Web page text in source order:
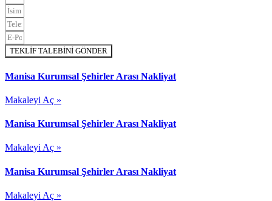
TEKLİF TALEBİNİ GÖNDER
Manisa Kurumsal Şehirler Arası Nakliyat
Makaleyi Aç »
Manisa Kurumsal Şehirler Arası Nakliyat
Makaleyi Aç »
Manisa Kurumsal Şehirler Arası Nakliyat
Makaleyi Aç »